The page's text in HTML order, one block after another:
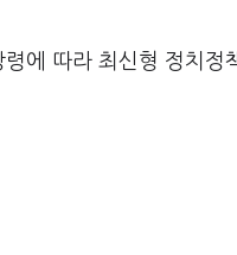
에 따라 최신형 정치정